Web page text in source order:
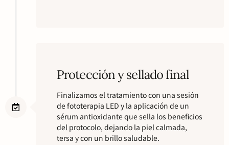
Protección y sellado final
Finalizamos el tratamiento con una sesión
de fototerapia LED y la aplicación de un
sérum antioxidante que sella los beneficios
del protocolo, dejando la piel calmada,
tersa y con un brillo saludable.